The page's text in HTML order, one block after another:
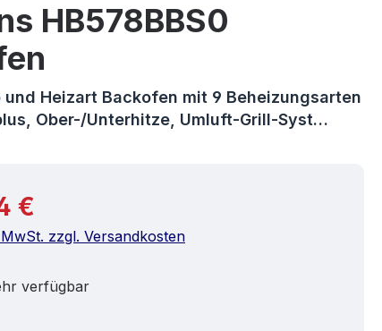
HB578BBS0
Heizart Backofen mit 9 Beheizungsarten
Ober-/Unterhitze, Umluft-Grill-Syst…
€
zzgl. Versandkosten
verfügbar